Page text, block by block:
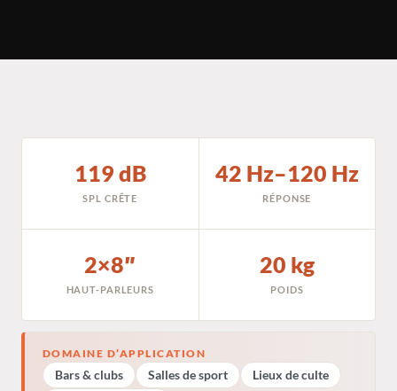
119 dB
SPL CRÊTE
42 Hz–120 Hz
RÉPONSE
2×8″
HAUT-PARLEURS
20 kg
POIDS
DOMAINE D’APPLICATION
Bars & clubs Salles de sport
Lieux de culte